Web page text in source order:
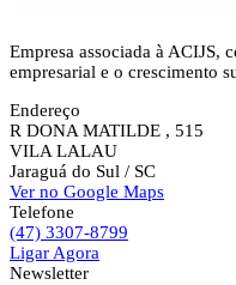
Empresa associada à ACIJS,
empresarial e o crescimento
Endereço
R DONA MATILDE , 515
VILA LALAU
Jaraguá do Sul / SC
Ver no Google Maps
Telefone
(47) 3307-8799
Ligar Agora
Newsletter